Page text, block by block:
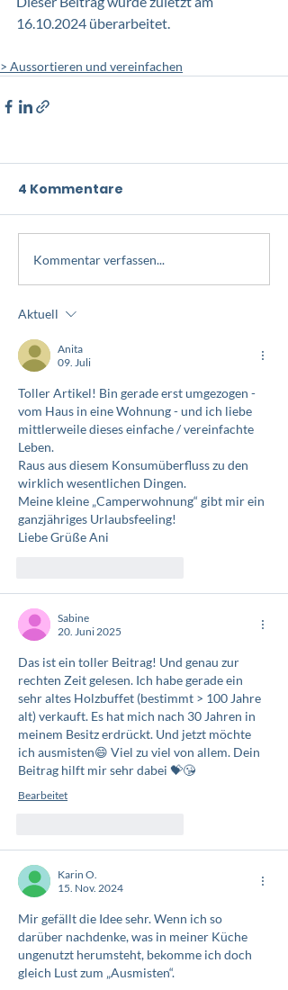
16.10.2024 überarbeitet.
> Aussortieren und vereinfachen
4 Kommentare
Kommentar verfassen...
Aktuell
Anita
09. Juli
Toller Artikel! Bin gerade erst umgezogen -
vom Haus in eine Wohnung - und ich liebe
mittlerweile dieses einfache / vereinfachte
Leben.
Raus aus diesem Konsumüberfluss zu den
wirklich wesentlichen Dingen.
Meine kleine „Camperwohnung“ gibt mir ein
ganzjähriges Urlaubsfeeling!
Liebe Grüße Ani
Sabine
20. Juni 2025
Das ist ein toller Beitrag! Und genau zur
rechten Zeit gelesen. Ich habe gerade ein
sehr altes Holzbuffet (bestimmt > 100 Jahre
alt) verkauft. Es hat mich nach 30 Jahren in
meinem Besitz erdrückt. Und jetzt möchte
ich ausmisten😄 Viel zu viel von allem. Dein
Beitrag hilft mir sehr dabei 💝😘
Bearbeitet
Karin O.
15. Nov. 2024
Mir gefällt die Idee sehr. Wenn ich so
darüber nachdenke, was in meiner Küche
ungenutzt herumsteht, bekomme ich doch
gleich Lust zum „Ausmisten“.